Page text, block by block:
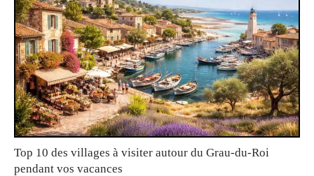
Top 10 des villages à visiter autour du Grau-du-Roi
pendant vos vacances